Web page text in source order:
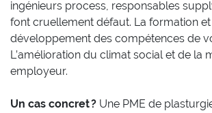
ingénieurs process, responsables
font cruellement défaut. La formation
développement des compétences de
L’amélioration du climat social et de la
employeur.
Un cas concret ? Une PME de